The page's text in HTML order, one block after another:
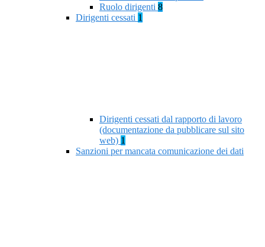
Ruolo dirigenti 8
Dirigenti cessati 1
Dirigenti cessati dal rapporto di lavoro
(documentazione da pubblicare sul sito
web) 1
Sanzioni per mancata comunicazione dei dati